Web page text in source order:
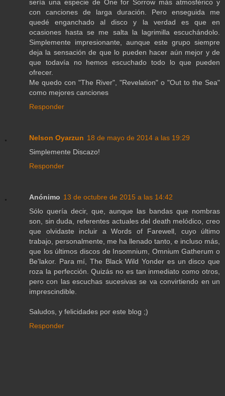
sería una especie de One for Sorrow más atmosférico y
con canciones de larga duración. Pero enseguida me
quedé enganchado al disco y la verdad es que en
ocasiones hasta se me salta la lagrimilla escuchándolo.
Simplemente impresionante, aunque este grupo siempre
deja la sensación de que lo pueden hacer aún mejor y de
que todavía no hemos escuchado todo lo que pueden
ofrecer.
Me quedo con "The River", "Revelation" o "Out to the Sea"
como mejores canciones
Responder
Nelson Oyarzun 18 de mayo de 2014 a las 19:29
Simplemente Discazo!
Responder
Anónimo 13 de octubre de 2015 a las 14:42
Sólo quería decir, que, aunque las bandas que nombras
son, sin duda, referentes actuales del death melódico, creo
que olvidaste incluir a Words of Farewell, cuyo último
trabajo, personalmente, me ha llenado tanto, e incluso más,
que los últimos discos de Insomnium, Omnium Gatherum o
Be'lakor. Para mí, The Black Wild Yonder es un disco que
roza la perfección. Quizás no es tan inmediato como otros,
pero con las escuchas sucesivas se va convirtiendo en un
imprescindible.
Saludos, y felicidades por este blog ;)
Responder